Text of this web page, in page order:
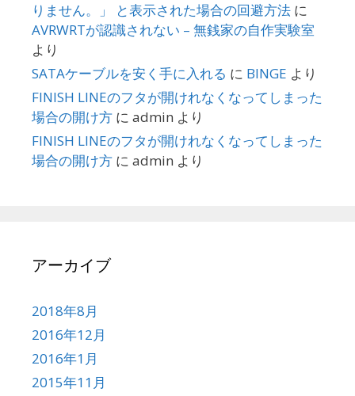
りません。」 と表示された場合の回避方法 に
AVRWRTが認識されない – 無銭家の自作実験室
より
SATAケーブルを安く手に入れる に BINGE より
FINISH LINEのフタが開けれなくなってしまった
場合の開け方 に admin より
FINISH LINEのフタが開けれなくなってしまった
場合の開け方 に admin より
アーカイブ
2018年8月
2016年12月
2016年1月
2015年11月